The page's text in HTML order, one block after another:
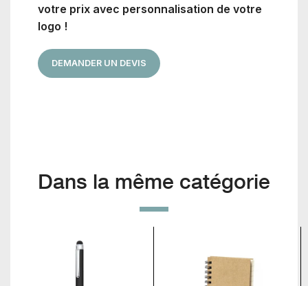
votre prix avec personnalisation de votre
logo !
DEMANDER UN DEVIS
Dans la même catégorie